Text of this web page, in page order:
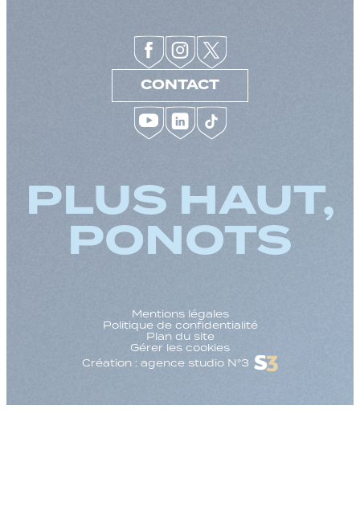
CONTACT
PLUS HAUT,
PONOTS
Mentions légales
Politique de confidentialité
Plan du site
Gérer les cookies
Création : agence studio N°3